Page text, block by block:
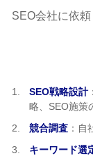
SEO会社に依
SEO戦略設計
略、SEO施策
競合調査 ：自
キーワード選